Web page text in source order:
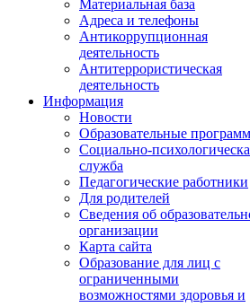
Материальная база
Адреса и телефоны
Антикоррупционная
деятельность
Антитеррористическая
деятельность
Информация
Новости
Образовательные
Социально-
служба
Педагогические работники
Для родителей
Сведения об
организации
Карта сайта
Образование для лиц с
ограниченными
возможностями здоровья и